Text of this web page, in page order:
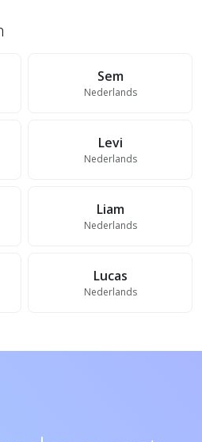
Sem
Nederlands
Levi
Nederlands
Liam
Nederlands
Lucas
Nederlands